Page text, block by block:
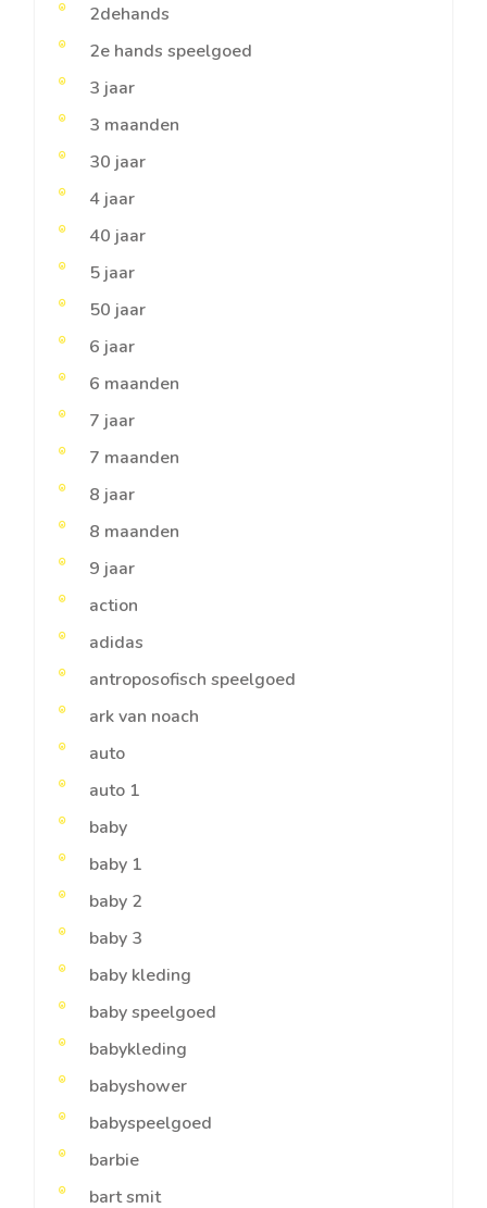
2dehands
2e hands speelgoed
3 jaar
3 maanden
30 jaar
4 jaar
40 jaar
5 jaar
50 jaar
6 jaar
6 maanden
7 jaar
7 maanden
8 jaar
8 maanden
9 jaar
action
adidas
antroposofisch speelgoed
ark van noach
auto
auto 1
baby
baby 1
baby 2
baby 3
baby kleding
baby speelgoed
babykleding
babyshower
babyspeelgoed
barbie
bart smit